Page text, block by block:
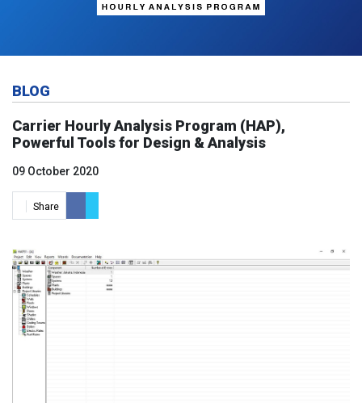
BLOG
Carrier Hourly Analysis Program (HAP),
Powerful Tools for Design & Analysis
09 October 2020
Share